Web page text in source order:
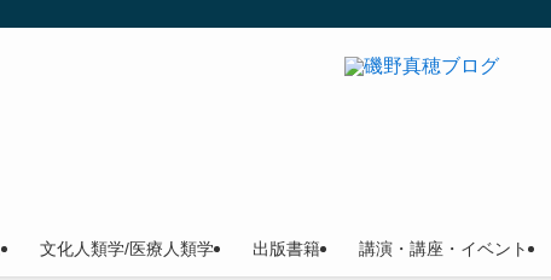
文化人類学/医療人類学 出版書籍 講演・講座・イベント